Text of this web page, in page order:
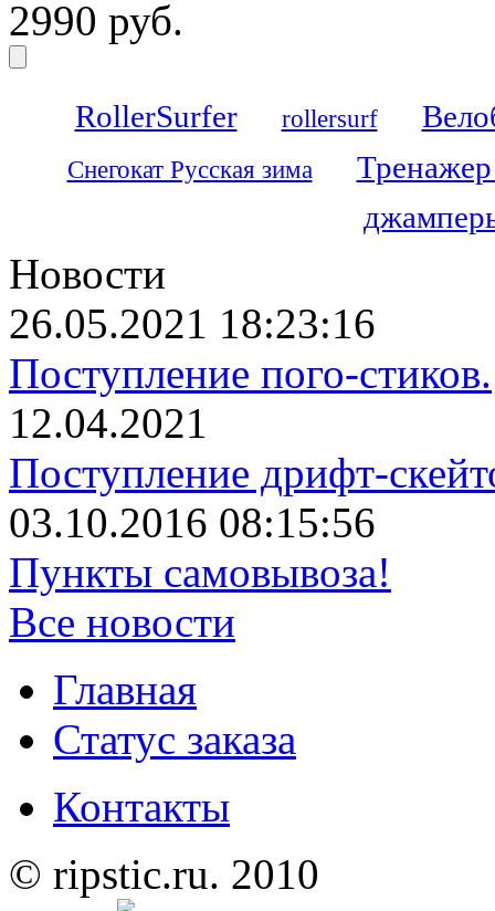
2990 руб.
RollerSurfer rollersurf
Снегокат Русская зима
Новости
26.05.2021 18:23:16
Поступление пого-стиков.
12.04.2021
Поступление дрифт-
03.10.2016 08:15:56
Пункты самовывоза!
Все новости
Главная
Статус заказа
Контакты
© ripstic.ru. 2010